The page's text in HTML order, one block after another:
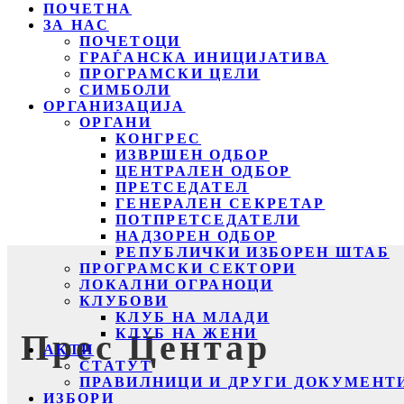
ПОЧЕТНА
ЗА НАС
ПОЧЕТОЦИ
ГРАЃАНСКА ИНИЦИЈАТИВА
ПРОГРАМСКИ ЦЕЛИ
СИМБОЛИ
ОРГАНИЗАЦИЈА
ОРГАНИ
КОНГРЕС
ИЗВРШЕН ОДБОР
ЦЕНТРАЛЕН ОДБОР
ПРЕТСЕДАТЕЛ
ГЕНЕРАЛЕН СЕКРЕТАР
ПОТПРЕТСЕДАТЕЛИ
НАДЗОРЕН ОДБОР
РЕПУБЛИЧКИ ИЗБОРЕН ШТАБ
ПРОГРАМСКИ СЕКТОРИ
ЛОКАЛНИ ОГРАНОЦИ
КЛУБОВИ
КЛУБ НА МЛАДИ
КЛУБ НА ЖЕНИ
АКТИ
СТАТУТ
ПРАВИЛНИЦИ И ДРУГИ
ИЗБОРИ
Прес Центар